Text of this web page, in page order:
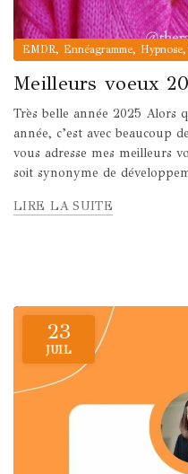
EMDR, Ennéagramme, Hypnose,
Meilleurs voeux
Très belle année 2025 Alors
année, c’est avec beaucoup
vous adresse mes meilleurs
soit synonyme de
LIRE LA SUITE
23
JUIL